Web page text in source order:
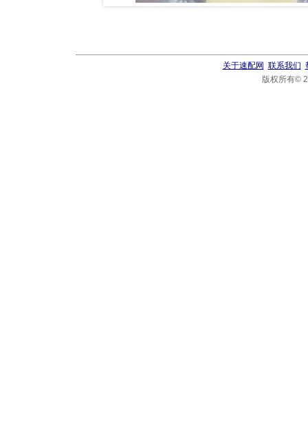
关于速配网 联系我们
版权所有©